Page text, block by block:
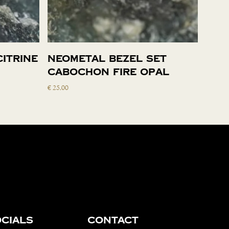
Toevoegen aan
winkelwagen
Neometal bezel set
cabochon fire opal
€25,00
Contact